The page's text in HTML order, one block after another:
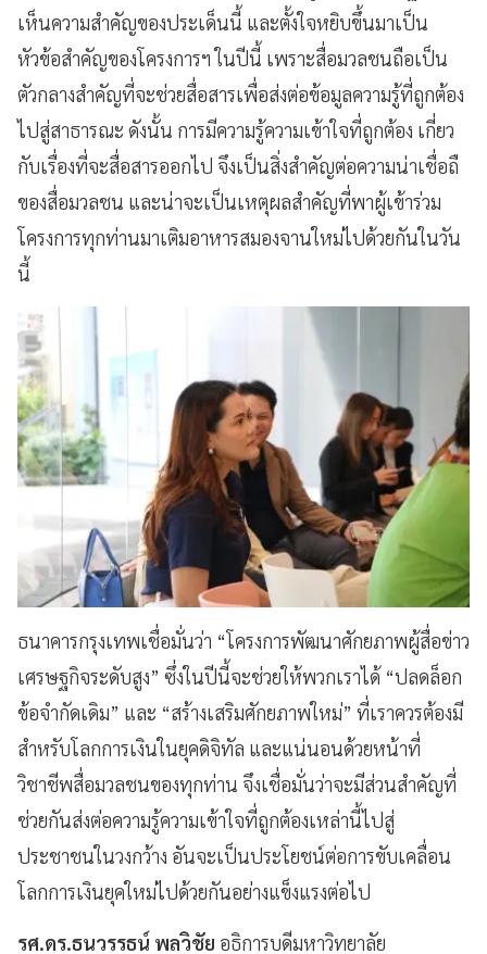
เห็นความสำคัญของประเด็นนี้ และตั้งใจหยิบขึ้นมาเป็น
หัวข้อสำคัญของโครงการฯ ในปีนี้ เพราะสื่อมวลชนถือเป็น
ตัวกลางสำคัญที่จะช่วยสื่อสารเพื่อส่งต่อข้อมูลความรู้ที่ถูกต้อง
ไปสู่สาธารณะ ดังนั้น การมีความรู้ความเข้าใจที่ถูกต้อง เกี่ยว
กับเรื่องที่จะสื่อสารออกไป จึงเป็นสิ่งสำคัญต่อความน่าเชื่อถื
ของสื่อมวลชน และน่าจะเป็นเหตุผลสำคัญที่พาผู้เข้าร่วม
โครงการทุกท่านมาเติมอาหารสมองจานใหม่ไปด้วยกันในวัน
นี้
ธนาคารกรุงเทพเชื่อมั่นว่า “โครงการพัฒนาศักยภาพผู้สื่อข่าว
เศรษฐกิจระดับสูง” ซึ่งในปีนี้จะช่วยให้พวกเราได้ “ปลดล็อก
ข้อจำกัดเดิม” และ “สร้างเสริมศักยภาพใหม่” ที่เราควรต้องมี
สำหรับโลกการเงินในยุคดิจิทัล และแน่นอนด้วยหน้าที่
วิชาชีพสื่อมวลชนของทุกท่าน จึงเชื่อมั่นว่าจะมีส่วนสำคัญที่
ช่วยกันส่งต่อความรู้ความเข้าใจที่ถูกต้องเหล่านี้ไปสู่
ประชาชนในวงกว้าง อันจะเป็นประโยชน์ต่อการขับเคลื่อน
โลกการเงินยุคใหม่ไปด้วยกันอย่างแข็งแรงต่อไป
รศ.ดร.ธนวรรธน์ พลวิชัย อธิการบดีมหาวิทยาลัย